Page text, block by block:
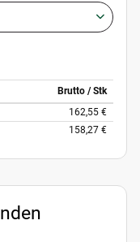
Brutto / Stk
162,55 €
158,27 €